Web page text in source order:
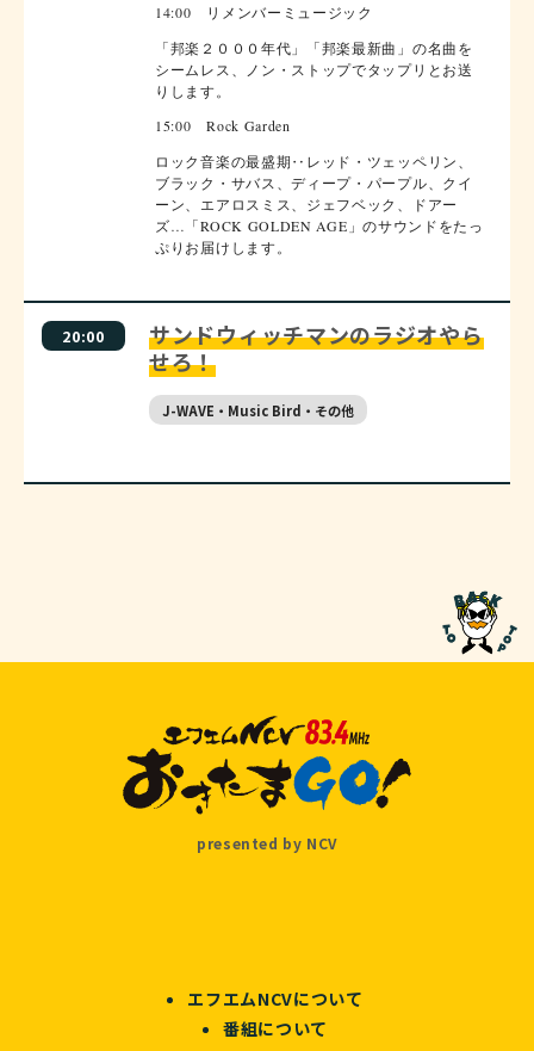
14:00 リメンバーミュージック
「邦楽２０００年代」「邦楽最新曲」の名曲を
シームレス、ノン・ストップでタップリとお送
りします。
15:00 Rock Garden
ロック音楽の最盛期‥レッド・ツェッペリン、
ブラック・サバス、ディープ・パープル、クイ
ーン、エアロスミス、ジェフベック、ドアー
ズ…「ROCK GOLDEN AGE」のサウンドをたっ
ぷりお届けします。
20:00
サンドウィッチマンのラジオやら
せろ！
J-WAVE・Music Bird・その他
presented by NCV
エフエムNCVについて
番組について